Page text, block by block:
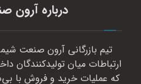
درباره
تیم بازرگانی آرون صنعت
ارتباطات میان تولیدکنندگان
که عملیات خرید و فروش با